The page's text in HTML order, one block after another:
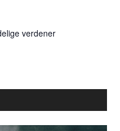
verdener